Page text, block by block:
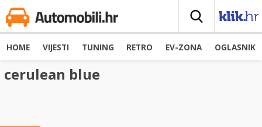
HOME VIJESTI TUNING RETRO EV-ZONA OGLASNIK
cerulean blue